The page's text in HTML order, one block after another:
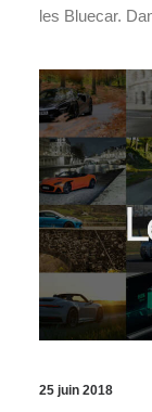
les Bluecar.
25 juin 2018